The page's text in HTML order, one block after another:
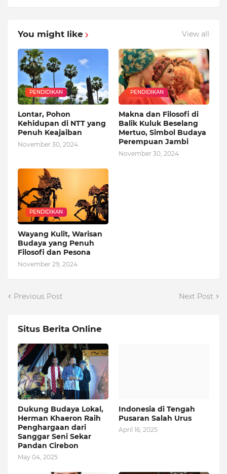
You might like View all
PENDIDIKAN
Lontar, Pohon
Kehidupan di NTT yang
Penuh Keajaiban
November 30, 2024
PENDIDIKAN
Makna dan Filosofi di
Balik Kuluk Beselang
Mertuo, Simbol Budaya
Perempuan Jambi
November 30, 2024
PENDIDIKAN
Wayang Kulit, Warisan
Budaya yang Penuh
Filosofi dan Pesona
November 29, 2024
Previous Post Next Post
Situs Berita Online
Dukung Budaya Lokal,
Herman Khaeron Raih
Penghargaan dari
Sanggar Seni Sekar
Pandan Cirebon
May 04, 2025
Indonesia di Tengah
Pusaran Salah Urus
April 16, 2025